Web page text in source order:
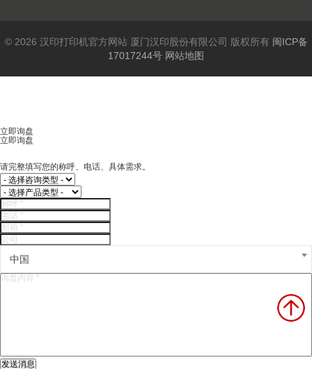
© 2026 汉印打印机官方网站 厦门汉印股份有限公司 版权所有 闽ICP备
17017244号 网站地图
立即询盘
立即询盘
请完整填写您的称呼、电话、具体需求。
中国